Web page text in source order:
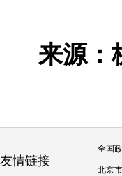
来源
友情链接
全国
北京